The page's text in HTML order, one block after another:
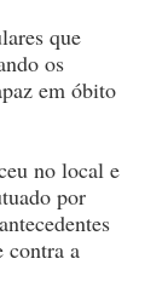
que
os
em óbito
no local e
por
contra a